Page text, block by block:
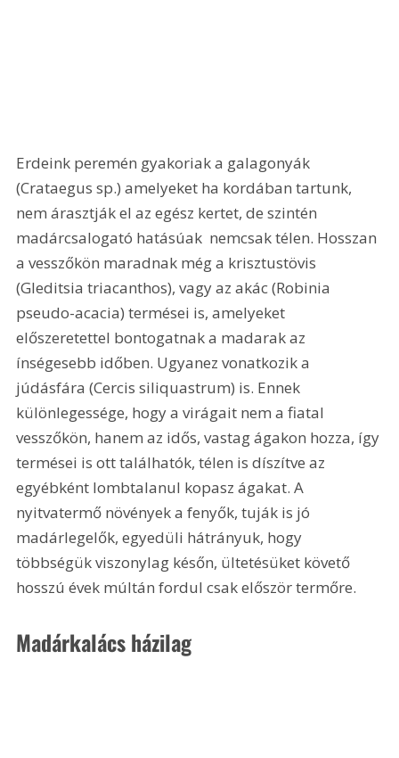
Erdeink peremén gyakoriak a galagonyák
(Crataegus sp.) amelyeket ha kordában tartunk,
nem árasztják el az egész kertet, de szintén
madárcsalogató hatásúak  nemcsak télen. Hosszan
a vesszőkön maradnak még a krisztustövis
(Gleditsia triacanthos), vagy az akác (Robinia
pseudo-acacia) termései is, amelyeket
előszeretettel bontogatnak a madarak az
ínségesebb időben. Ugyanez vonatkozik a
júdásfára (Cercis siliquastrum) is. Ennek
különlegessége, hogy a virágait nem a fiatal
vesszőkön, hanem az idős, vastag ágakon hozza, így
termései is ott találhatók, télen is díszítve az
egyébként lombtalanul kopasz ágakat. A
nyitvatermő növények a fenyők, tuják is jó
madárlegelők, egyedüli hátrányuk, hogy
többségük viszonylag későn, ültetésüket követő
hosszú évek múltán fordul csak először termőre.
Madárkalács házilag